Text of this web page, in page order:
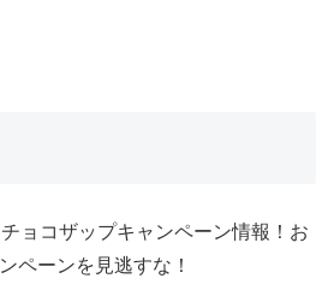
ョコザップキャンペーン情報！お
ペーンを見逃すな！